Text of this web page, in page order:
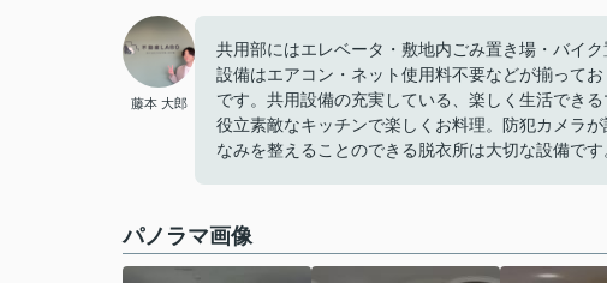
藤本 大郎
共用部にはエレベータ・敷地内ごみ置き場・バイ
設備はエアコン・ネット使用料不要などが揃って
です。共用設備の充実している、楽しく生活でき
役立素敵なキッチンで楽しくお料理。防犯カメラ
なみを整えることのできる脱衣所は大切な設備で
パノラマ画像